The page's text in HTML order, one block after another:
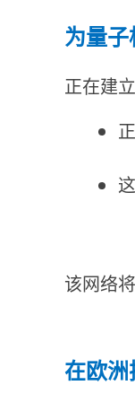
为量
正在建
该网络
在欧